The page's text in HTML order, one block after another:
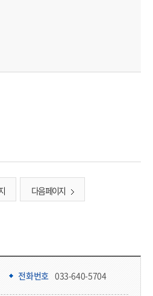
다음 페이지
전화번호 033-640-5704